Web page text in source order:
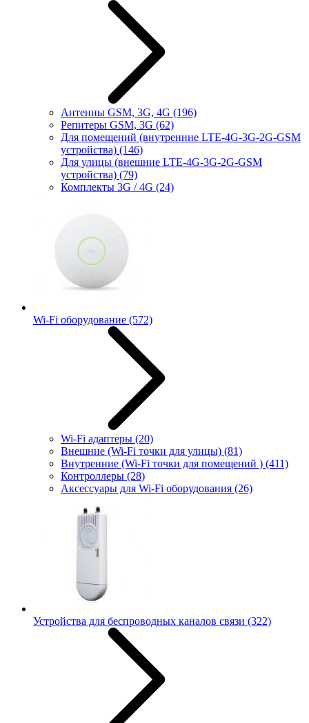
Антенны GSM, 3G, 4G (196)
Репитеры GSM, 3G (62)
Для помещений (внутренние LTE-4G-3G-2G-GSM
устройства) (146)
Для улицы (внешние LTE-4G-3G-2G-GSM
устройства) (79)
Комплекты 3G / 4G (24)
Wi-Fi оборудование (572)
Wi-Fi адаптеры (20)
Внешние (Wi-Fi точки для улицы) (81)
Внутренние (Wi-Fi точки для помещений ) (411)
Контроллеры (28)
Аксессуары для Wi-Fi оборудования (26)
Устройства для беспроводных каналов связи (322)